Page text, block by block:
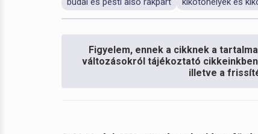
Figyelem, ennek a cikknek a
változásokról tájékoztató
illetve a